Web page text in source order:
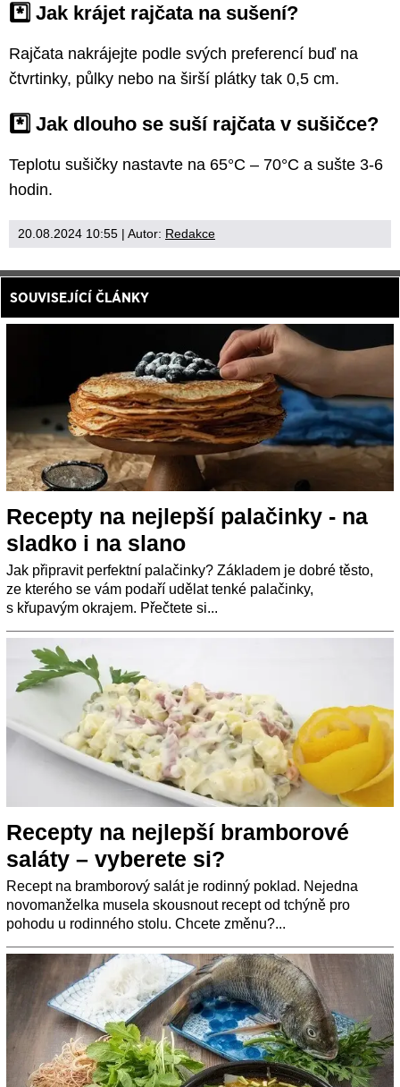
*️⃣ Jak krájet rajčata na sušení?
Rajčata nakrájejte podle svých preferencí buď na
čtvrtinky, půlky nebo na širší plátky tak 0,5 cm.
*️⃣ Jak dlouho se suší rajčata v sušičce?
Teplotu sušičky nastavte na 65°C – 70°C a sušte 3-6
hodin.
20.08.2024 10:55 | Autor: Redakce
SOUVISEJÍCÍ ČLÁNKY
Recepty na nejlepší palačinky - na
sladko i na slano
Jak připravit perfektní palačinky? Základem je dobré těsto,
ze kterého se vám podaří udělat tenké palačinky,
s křupavým okrajem. Přečtete si...
Recepty na nejlepší bramborové
saláty – vyberete si?
Recept na bramborový salát je rodinný poklad. Nejedna
novomanželka musela skousnout recept od tchýně pro
pohodu u rodinného stolu. Chcete změnu?...